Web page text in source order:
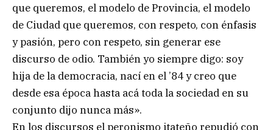
que queremos, el modelo de Provincia, el modelo
de Ciudad que queremos, con respeto, con énfasis
y pasión, pero con respeto, sin generar ese
discurso de odio. También yo siempre digo: soy
hija de la democracia, nací en el ’84 y creo que
desde esa época hasta acá toda la sociedad en su
conjunto dijo nunca más».
En los discursos el peronismo itateño repudió con